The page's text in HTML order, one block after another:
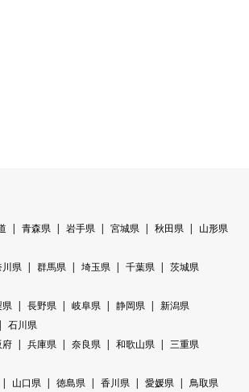
青森県 岩手県 宮城県 秋田県
山形県
川県 群馬県 埼玉県 千葉県
茨城県
県 長野県 岐阜県 静岡県
新潟県
石川県
府 兵庫県 奈良県 和歌山県
三重県
山口県 徳島県 香川県 愛媛県
鳥取県